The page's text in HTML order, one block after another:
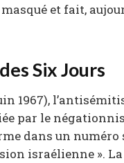
et fait,
Six Jours
1967),
par le
dans un numéro
israélienne ».